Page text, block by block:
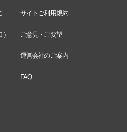
サイトご利用規約
ご意見・ご要望
運営会社のご案内
FAQ